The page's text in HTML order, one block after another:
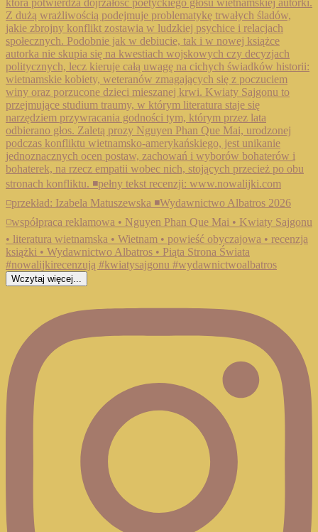
Wczytaj więcej...